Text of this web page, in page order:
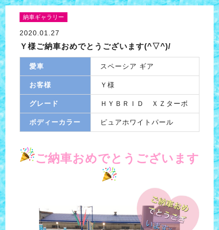
納車ギャラリー
2020.01.27
Ｙ様ご納車おめでとうございます(^▽^)/
愛車 スペーシア ギア
お客様 Ｙ様
グレード ＨＹＢＲＩＤ ＸＺターボ
ボディーカラー ピュアホワイトパール
ご納車おめでとうございます